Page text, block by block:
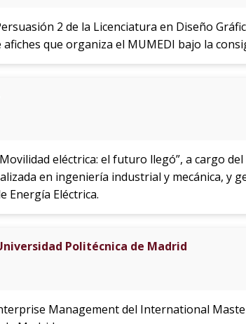
2 de la Licenciatura en Diseño
que organiza el MUMEDI bajo la
eléctrica: el futuro llegó”, a cargo
en ingeniería industrial y mecánica, y
Energía Eléctrica.
Politécnica de Madrid
Management del International